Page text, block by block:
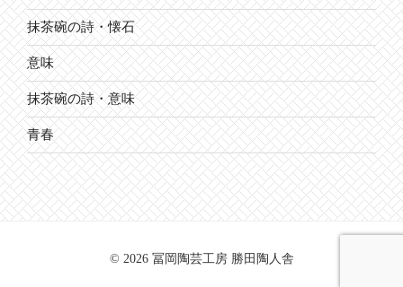
抹茶碗の詩・懐石
意味
抹茶碗の詩・意味
青春
© 2026 冨岡陶芸工房 勝田陶人舎